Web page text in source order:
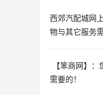
西郊汽配城网
物与其它服务
需要的！